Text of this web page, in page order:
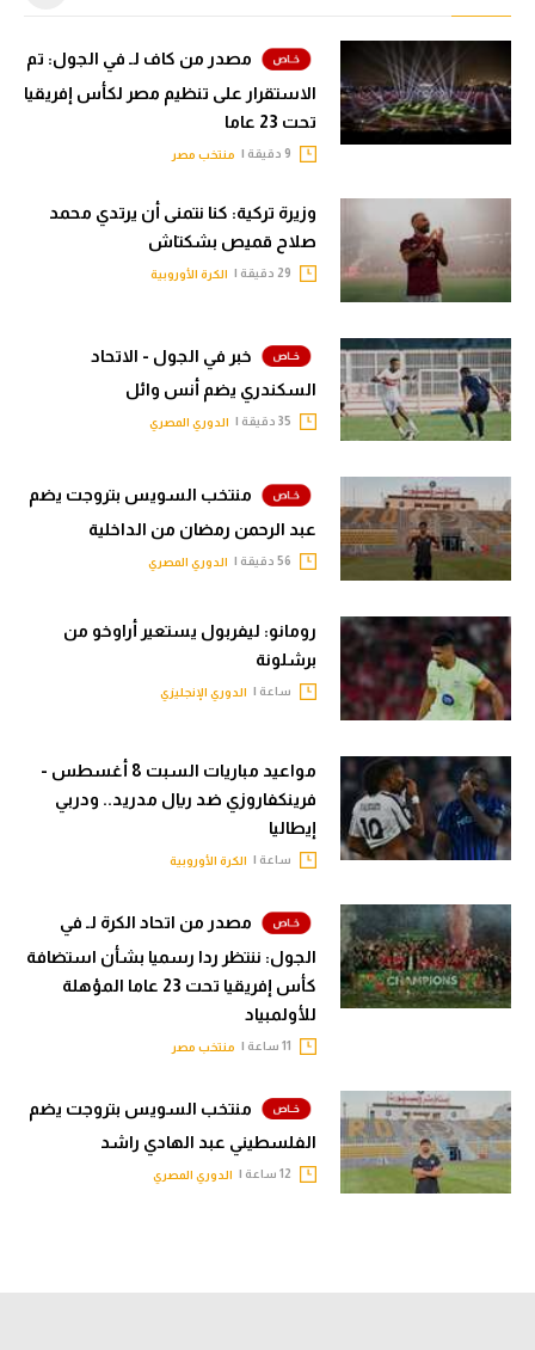
مصدر من كاف لـ في الجول: تم
الاستقرار على تنظيم مصر لكأس إفريقيا
تحت 23 عاما
منتخب مصر
وزيرة تركية: كنا نتمنى أن يرتدي محمد
صلاح قميص بشكتاش
الكرة الأوروبية
خبر في الجول - الاتحاد
السكندري يضم أنس وائل
الدوري المصري
منتخب السويس بتروجت يضم
عبد الرحمن رمضان من الداخلية
الدوري المصري
رومانو: ليفربول يستعير أراوخو من
برشلونة
ساعة | الدوري الإنجليزي
مواعيد مباريات السبت 8 أغسطس -
فرينكفاروزي ضد ريال مدريد.. ودربي
إيطاليا
ساعة | الكرة الأوروبية
مصدر من اتحاد الكرة لـ في
الجول: ننتظر ردا رسميا بشأن استضافة
كأس إفريقيا تحت 23 عاما المؤهلة
للأولمبياد
منتخب مصر
منتخب السويس بتروجت يضم
الفلسطيني عبد الهادي راشد
الدوري المصري